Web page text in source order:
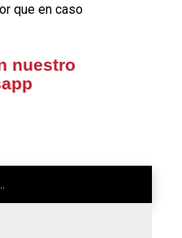
que en caso
nuestro